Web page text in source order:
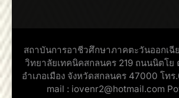
สถาบันการอาชีวศึกษาภาคตะวันออกเฉี
วิทยาลัยเทคนิคสกลนคร 219 ถนนนิตโย
อำเภอเมือง จังหวัดสกลนคร 47000 โท
mail : iovenr2@hotmail.com